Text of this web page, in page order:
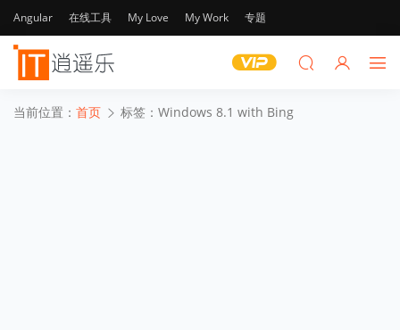
Angular 在线工具 My Love My Work 专题
当前位置： 首页 标签：Windows 8.1 with Bing